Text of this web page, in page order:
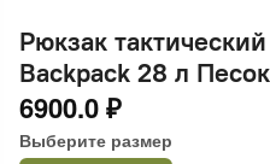
Рюкзак
Backpack 28 л Песок
6900.0 ₽
Выберите размер